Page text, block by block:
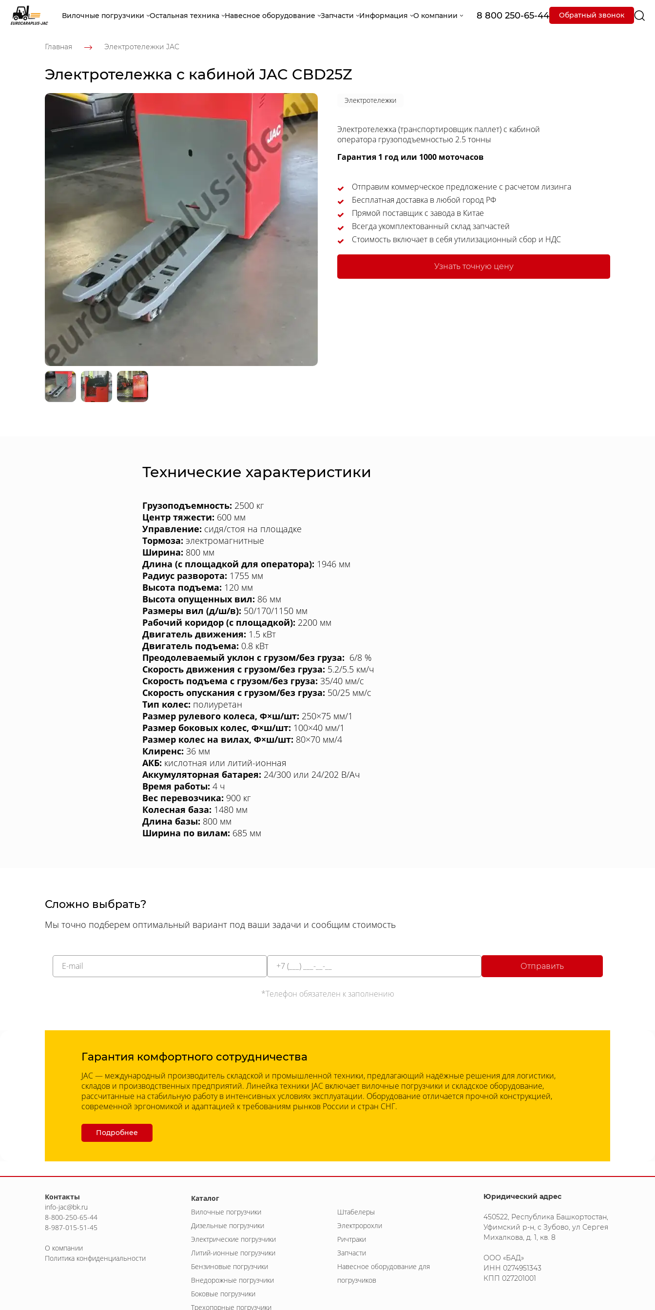
Вилочные погрузчики Остальная техника Навесное оборудование Запчасти Информация О компании 8 800 250-65-44 Обратный звонок
Главная Электротележки JAC
Электротележка с кабиной JAC CBD25Z
Электротележки
Электротележка (транспортировщик паллет) с кабиной
оператора грузоподъемностью 2.5 тонны
Гарантия 1 год или 1000 моточасов
Отправим коммерческое предложение с расчетом лизинга
Бесплатная доставка в любой город РФ
Прямой поставщик с завода в Китае
Всегда укомплектованный склад запчастей
Стоимость включает в себя утилизационный сбор и НДС
Узнать точную цену
Технические характеристики
Грузоподъемность: 2500 кг
Центр тяжести: 600 мм
Управление: сидя/стоя на площадке
Тормоза: электромагнитные
Ширина: 800 мм
Длина (с площадкой для оператора): 1946 мм
Радиус разворота: 1755 мм
Высота подъема: 120 мм
Высота опущенных вил: 86 мм
Размеры вил (д/ш/в): 50/170/1150 мм
Рабочий коридор (с площадкой): 2200 мм
Двигатель движения: 1.5 кВт
Двигатель подъема: 0.8 кВт
Преодолеваемый уклон с грузом/без груза: 6/8 %
Скорость движения с грузом/без груза: 5.2/5.5 км/ч
Скорость подъема с грузом/без груза: 35/40 мм/с
Скорость опускания с грузом/без груза: 50/25 мм/с
Тип колес: полиуретан
Размер рулевого колеса, Φ×ш/шт: 250×75 мм/1
Размер боковых колес, Φ×ш/шт: 100×40 мм/1
Размер колес на вилах, Φ×ш/шт: 80×70 мм/4
Клиренс: 36 мм
АКБ: кислотная или литий-ионная
Аккумуляторная батарея: 24/300 или 24/202 В/Aч
Время работы: 4 ч
Вес перевозчика: 900 кг
Колесная база: 1480 мм
Длина базы: 800 мм
Ширина по вилам: 685 мм
Сложно выбрать?
Мы точно подберем оптимальный вариант под ваши задачи и сообщим стоимость
Отправить
*Телефон обязателен к заполнению
Гарантия комфортного сотрудничества
JAC — международный производитель складской и промышленной техники, предлагающий надёжные решения для логистики,
складов и производственных предприятий. Линейка техники JAC включает вилочные погрузчики и складское оборудование,
рассчитанные на стабильную работу в интенсивных условиях эксплуатации. Оборудование отличается прочной конструкцией,
современной эргономикой и адаптацией к требованиям рынков России и стран СНГ.
Подробнее
Контакты
info-jac@bk.ru
8-800-250-65-44
8-987-015-51-45
О компании
Политика конфиденциальности
Каталог
Вилочные погрузчики
Дизельные погрузчики
Электрические погрузчики
Литий-ионные погрузчики
Бензиновые погрузчики
Внедорожные погрузчики
Боковые погрузчики
Трехопорные погрузчики
Штабелеры
Электророхли
Ричтраки
Запчасти
Навесное оборудование для
погрузчиков
Юридический адрес
450522, Республика Башкортостан,
Уфимский р-н, с Зубово, ул Сергея
Михалкова, д. 1, кв. 8
ООО «БАД»
ИНН 0274951343
КПП 027201001